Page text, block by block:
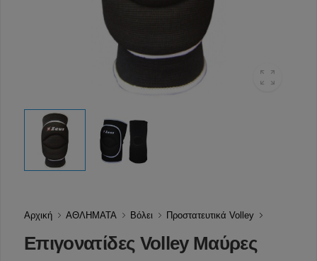
Αρχική ΑΘΛΗΜΑΤΑ Βόλει Προστατευτικά Volley
Επιγονατίδες Volley Μαύρες